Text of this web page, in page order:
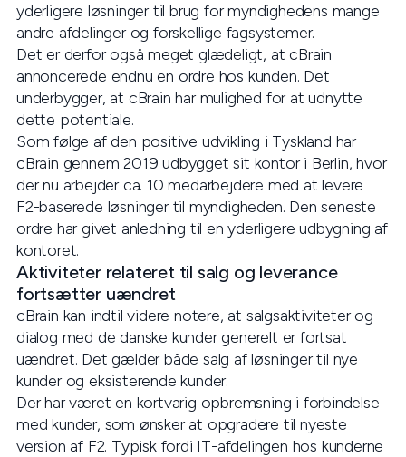
yderligere løsninger til brug for myndighedens mange
andre afdelinger og forskellige fagsystemer.
Det er derfor også meget glædeligt, at cBrain
annoncerede endnu en ordre hos kunden. Det
underbygger, at cBrain har mulighed for at udnytte
dette potentiale.
Som følge af den positive udvikling i Tyskland har
cBrain gennem 2019 udbygget sit kontor i Berlin, hvor
der nu arbejder ca. 10 medarbejdere med at levere
F2-baserede løsninger til myndigheden. Den seneste
ordre har givet anledning til en yderligere udbygning af
kontoret.
Aktiviteter relateret til salg og leverance
fortsætter uændret
cBrain kan indtil videre notere, at salgsaktiviteter og
dialog med de danske kunder generelt er fortsat
uændret. Det gælder både salg af løsninger til nye
kunder og eksisterende kunder.
Der har været en kortvarig opbremsning i forbindelse
med kunder, som ønsker at opgradere til nyeste
version af F2. Typisk fordi IT-afdelingen hos kunderne